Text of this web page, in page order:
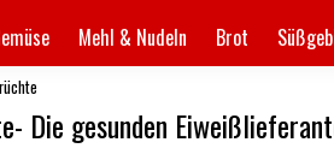
Mehl & Nudeln Brot
Die gesunden